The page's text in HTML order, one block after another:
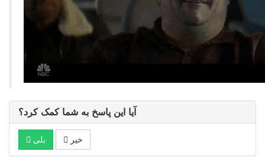
آیا این پاسخ به شما کمک کرد؟
بلی خیر